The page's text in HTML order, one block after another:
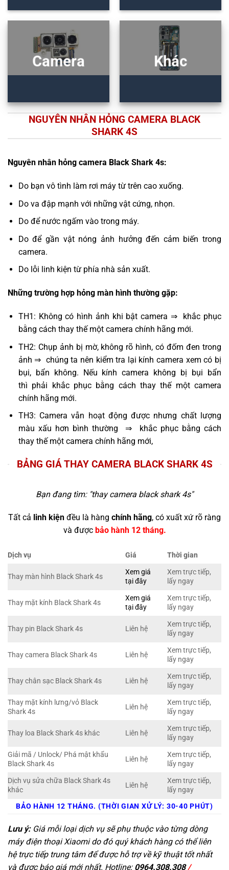
Camera Khác
NGUYÊN NHÂN HỎNG CAMERA BLACK
SHARK 4S
Nguyên nhân hỏng camera Black Shark 4s:
Do bạn vô tình làm rơi máy từ trên cao xuống.
Do va đập mạnh với những vật cứng, nhọn.
Do để nước ngấm vào trong máy.
Do để gần vật nóng ảnh hưởng đến cảm biến trong
camera.
Do lỗi linh kiện từ phía nhà sản xuất.
Những trường hợp hỏng màn hình thường gặp:
TH1: Không có hình ảnh khi bật camera ⇒ khắc phục
bằng cách thay thế một camera chính hãng mới.
TH2: Chụp ảnh bị mờ, không rõ hình, có đốm đen trong
ảnh ⇒ chúng ta nên kiểm tra lại kính camera xem có bị
bụi, bẩn không. Nếu kính camera không bị bụi bẩn
thì phải khắc phục bằng cách thay thế một camera
chính hãng mới.
TH3: Camera vẫn hoạt động được nhưng chất lượng
màu xấu hơn bình thường ⇒ khắc phục bằng cách
thay thế một camera chính hãng mới,
BẢNG GIÁ THAY CAMERA BLACK SHARK 4S
Bạn đang tìm: "thay camera black shark 4s"
Tất cả linh kiện đều là hàng chính hãng, có xuất xứ rõ ràng
và được bảo hành 12 tháng.
Dịch vụ Giá Thời gian
Thay màn hình Black Shark 4s
Xem giá
tại đây
Xem trực tiếp,
lấy ngay
Thay mặt kính Black Shark 4s
Xem giá
tại đây
Xem trực tiếp,
lấy ngay
Thay pin Black Shark 4s Liên hệ
Xem trực tiếp,
lấy ngay
Thay camera Black Shark 4s Liên hệ
Xem trực tiếp,
lấy ngay
Thay chân sạc Black Shark 4s Liên hệ
Xem trực tiếp,
lấy ngay
Thay mặt kính lưng/vỏ Black
Shark 4s
Liên hệ
Xem trực tiếp,
lấy ngay
Thay loa Black Shark 4s khác Liên hệ
Xem trực tiếp,
lấy ngay
Giải mã / Unlock/ Phá mật khẩu
Black Shark 4s
Liên hệ
Xem trực tiếp,
lấy ngay
Dịch vụ sửa chữa Black Shark 4s
khác
Liên hệ
Xem trực tiếp,
lấy ngay
BẢO HÀNH 12 THÁNG. (THỜI GIAN XỬ LÝ: 30-40 PHÚT)
Lưu ý:Giá mỗi loại dịch vụ sẽ phụ thuộc vào từng dòng
máy điện thoại Xiaomi do đó quý khách hàng có thể liên
hệ trực tiếp trung tâm để được hỗ trợ về kỹ thuật tốt nhất
và được báo giá mới nhất. Hotline: 0964.308.308/